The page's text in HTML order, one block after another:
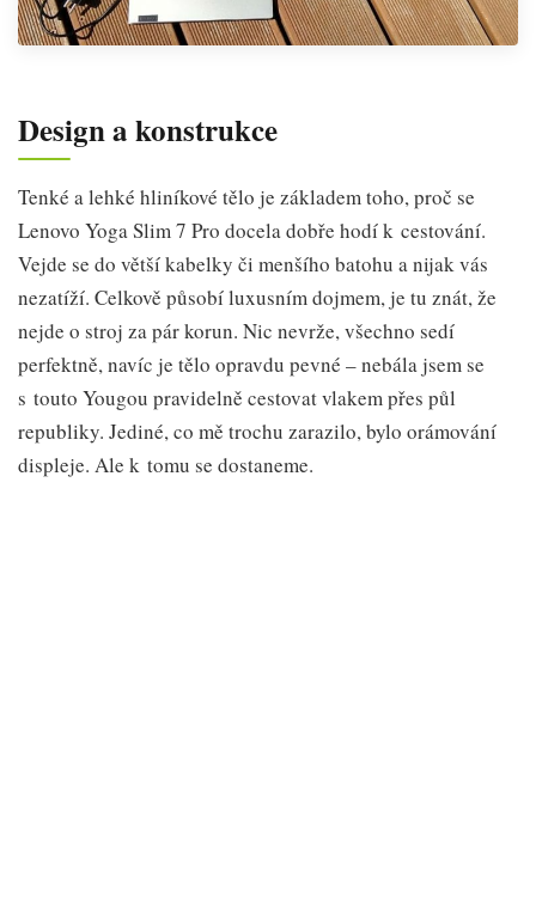
Design a konstrukce
Tenké a lehké hliníkové tělo je základem toho, proč se
Lenovo Yoga Slim 7 Pro docela dobře hodí k cestování.
Vejde se do větší kabelky či menšího batohu a nijak vás
nezatíží. Celkově působí luxusním dojmem, je tu znát, že
nejde o stroj za pár korun. Nic nevrže, všechno sedí
perfektně, navíc je tělo opravdu pevné – nebála jsem se
s touto Yougou pravidelně cestovat vlakem přes půl
republiky. Jediné, co mě trochu zarazilo, bylo orámování
displeje. Ale k tomu se dostaneme.